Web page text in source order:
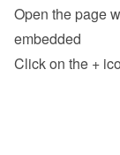
Open the page
embedded
Click on the +